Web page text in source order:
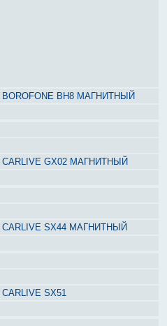
BH8 МАГНИТНЫЙ
GX02 МАГНИТНЫЙ
SX44 МАГНИТНЫЙ
SX51